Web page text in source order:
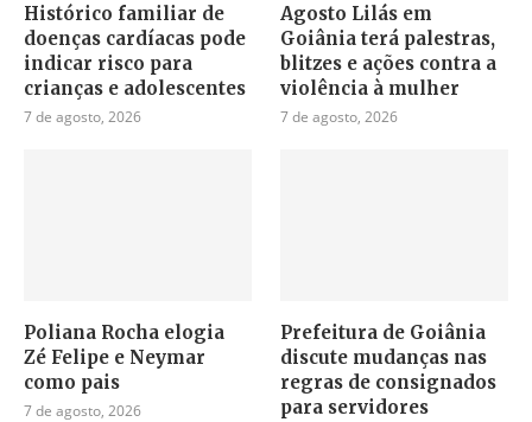
Histórico familiar de
doenças cardíacas pode
indicar risco para
crianças e adolescentes
7 de agosto, 2026
Agosto Lilás em
Goiânia terá palestras,
blitzes e ações contra a
violência à mulher
7 de agosto, 2026
Poliana Rocha elogia
Zé Felipe e Neymar
como pais
7 de agosto, 2026
Prefeitura de Goiânia
discute mudanças nas
regras de consignados
para servidores